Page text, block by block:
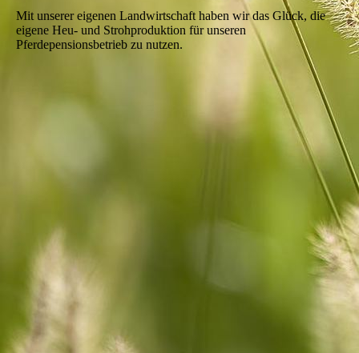
Mit unserer eigenen Landwirtschaft haben wir das Glück, die
eigene Heu- und Strohproduktion für unseren
Pferdepensionsbetrieb zu nutzen.